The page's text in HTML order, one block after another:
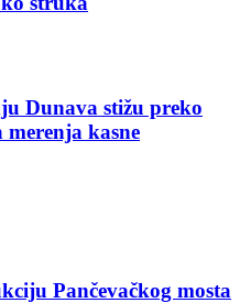
Dunava stižu preko
kasne
Pančevačkog mosta